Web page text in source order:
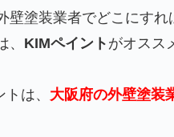
壁塗装業者でどこにす
、 KIMペイント がオスス
は、 大阪府の外壁塗装